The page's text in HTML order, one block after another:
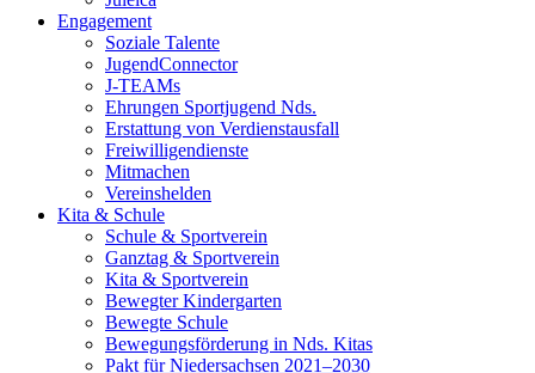
Engagement
Soziale Talente
JugendConnector
J-TEAMs
Ehrungen Sportjugend Nds.
Erstattung von Verdienstausfall
Freiwilligendienste
Mitmachen
Vereinshelden
Kita & Schule
Schule & Sportverein
Ganztag & Sportverein
Kita & Sportverein
Bewegter Kindergarten
Bewegte Schule
Bewegungsförderung in Nds. Kitas
Pakt für Niedersachsen 2021–2030